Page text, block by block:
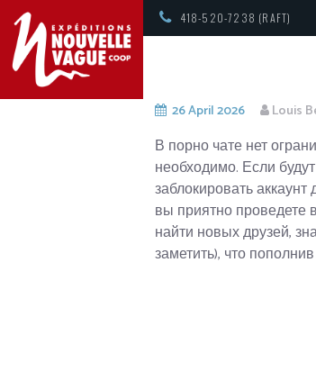
418-520-7238 (RAFT)
26 April 2026 Louis
В порно чате нет
необходимо. Если
заблокировать
вы приятно
найти новых друзей,
заметить), что